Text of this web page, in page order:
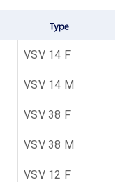
VSV 14 F
VSV 14 M
VSV 38 F
VSV 38 M
VSV 12 F